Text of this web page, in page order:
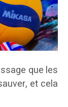
que les
et cela